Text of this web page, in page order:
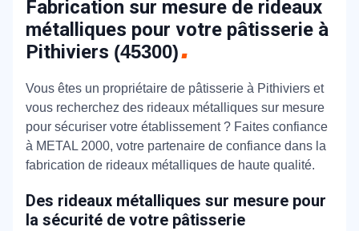
Fabrication sur mesure de rideaux
métalliques pour votre pâtisserie à
Pithiviers (45300)
Vous êtes un propriétaire de pâtisserie à Pithiviers et
vous recherchez des rideaux métalliques sur mesure
pour sécuriser votre établissement ? Faites confiance
à METAL 2000, votre partenaire de confiance dans la
fabrication de rideaux métalliques de haute qualité.
Des rideaux métalliques sur mesure pour
la sécurité de votre pâtisserie